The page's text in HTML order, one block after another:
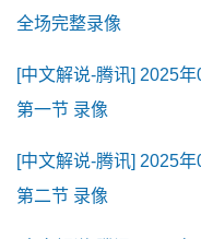
全场完整录像
[中文解说-腾讯] 2025
第一节 录像
[中文解说-腾讯] 2025
第二节 录像